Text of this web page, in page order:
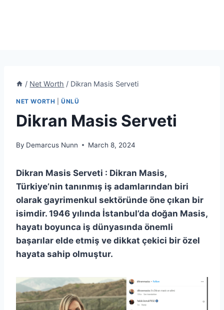
/ Net Worth / Dikran Masis Serveti
NET WORTH |ÜNLÜ
Dikran Masis Serveti
By Demarcus Nunn March 8, 2024
Dikran Masis Serveti : Dikran Masis,
Türkiye’nin tanınmış iş adamlarından biri
olarak gayrimenkul sektöründe öne çıkan bir
isimdir. 1946 yılında İstanbul’da doğan Masis,
hayatı boyunca iş dünyasında önemli
başarılar elde etmiş ve dikkat çekici bir özel
hayata sahip olmuştur.